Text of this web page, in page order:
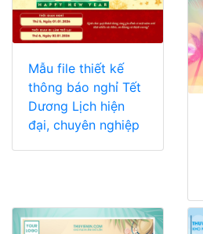
Mẫu file thiết kế
thông báo nghỉ Tết
Dương Lịch hiện
đại, chuyên nghiệp